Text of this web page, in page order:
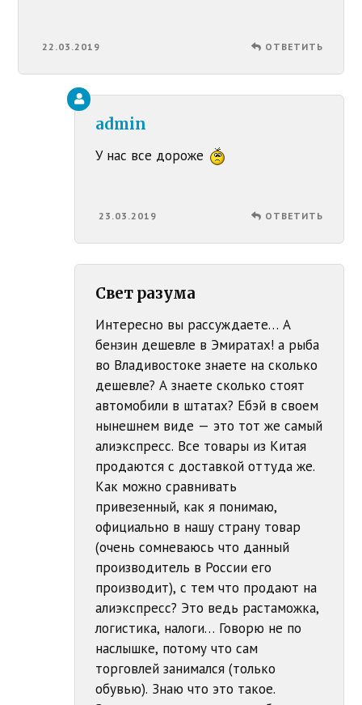
22.03.2019 ОТВЕТИТЬ
admin
У нас все дороже
23.03.2019 ОТВЕТИТЬ
Свет разума
Интересно вы рассуждаете… А
бензин дешевле в Эмиратах! а рыба
во Владивостоке знаете на сколько
дешевле? А знаете сколько стоят
автомобили в штатах? Ебэй в своем
нынешнем виде — это тот же самый
алиэкспресс. Все товары из Китая
продаются с доставкой оттуда же.
Как можно сравнивать
привезенный, как я понимаю,
официально в нашу страну товар
(очень сомневаюсь что данный
производитель в России его
производит), с тем что продают на
алиэкспресс? Это ведь растаможка,
логистика, налоги… Говорю не по
наслышке, потому что сам
торговлей занимался (только
обувью). Знаю что это такое.